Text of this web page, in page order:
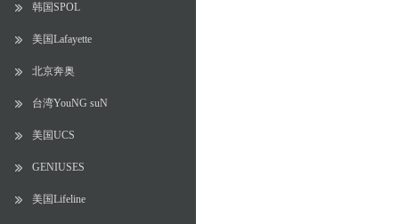
韩国SPOL
美国Lafayette
北京奔奥
台湾YouNG suN
美国UCS
GENIUSES
美国Lifeline